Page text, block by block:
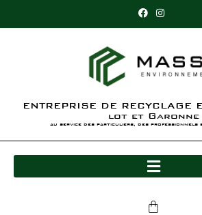
ENTREPRISE DE RECYCLAGE
lot et Garonne
au service des particuliers, des professionnels